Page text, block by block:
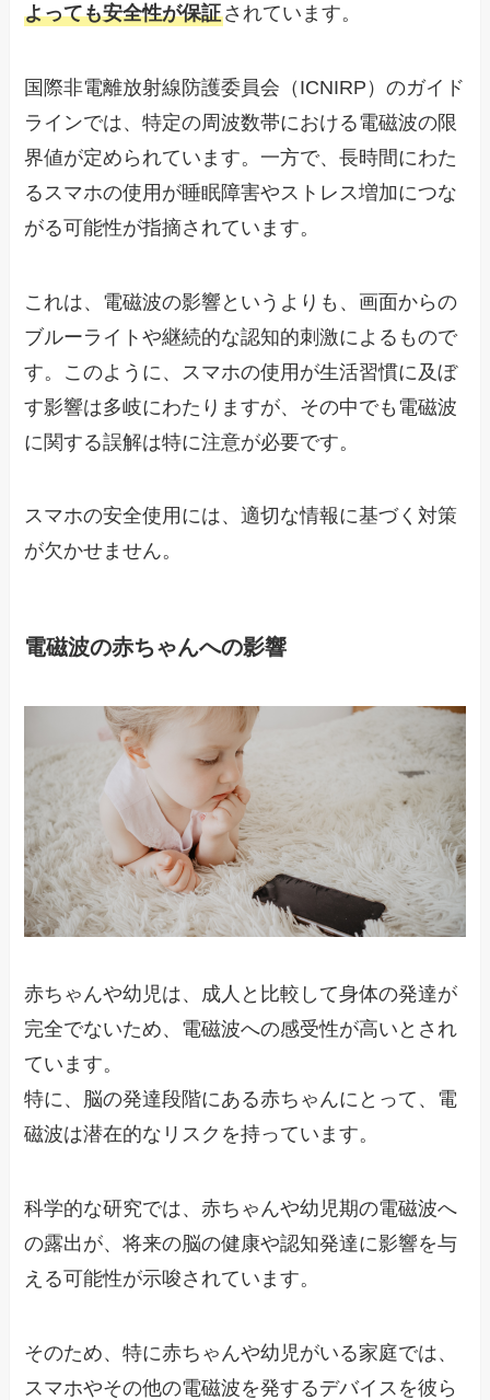
よっても安全性が保証されています。
国際非電離放射線防護委員会（ICNIRP）のガイド
ラインでは、特定の周波数帯における電磁波の限
界値が定められています。一方で、長時間にわた
るスマホの使用が睡眠障害やストレス増加につな
がる可能性が指摘されています。
これは、電磁波の影響というよりも、画面からの
ブルーライトや継続的な認知的刺激によるもので
す。このように、スマホの使用が生活習慣に及ぼ
す影響は多岐にわたりますが、その中でも電磁波
に関する誤解は特に注意が必要です。
スマホの安全使用には、適切な情報に基づく対策
が欠かせません。
電磁波の赤ちゃんへの影響
赤ちゃんや幼児は、成人と比較して身体の発達が
完全でないため、電磁波への感受性が高いとされ
ています。
特に、脳の発達段階にある赤ちゃんにとって、電
磁波は潜在的なリスクを持っています。
科学的な研究では、赤ちゃんや幼児期の電磁波へ
の露出が、将来の脳の健康や認知発達に影響を与
える可能性が示唆されています。
そのため、特に赤ちゃんや幼児がいる家庭では、
スマホやその他の電磁波を発するデバイスを彼ら